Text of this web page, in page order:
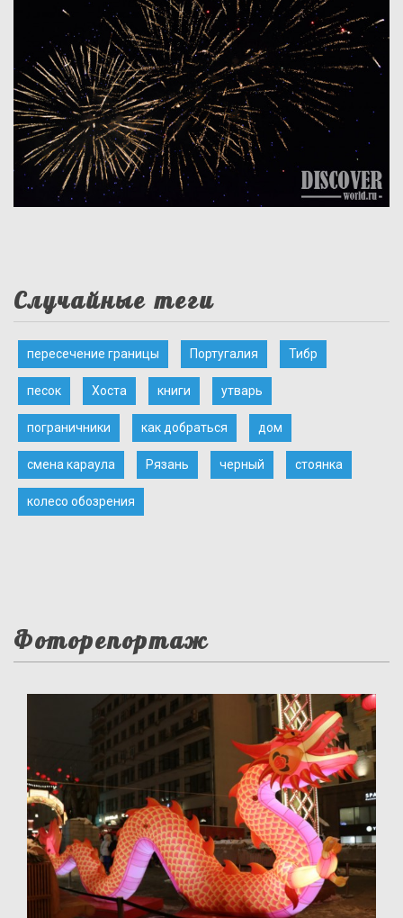
Случайные теги
пересечение границы Португалия Тибр
песок Хоста книги утварь
пограничники как добраться дом
смена караула Рязань черный стоянка
колесо обозрения
Фоторепортаж